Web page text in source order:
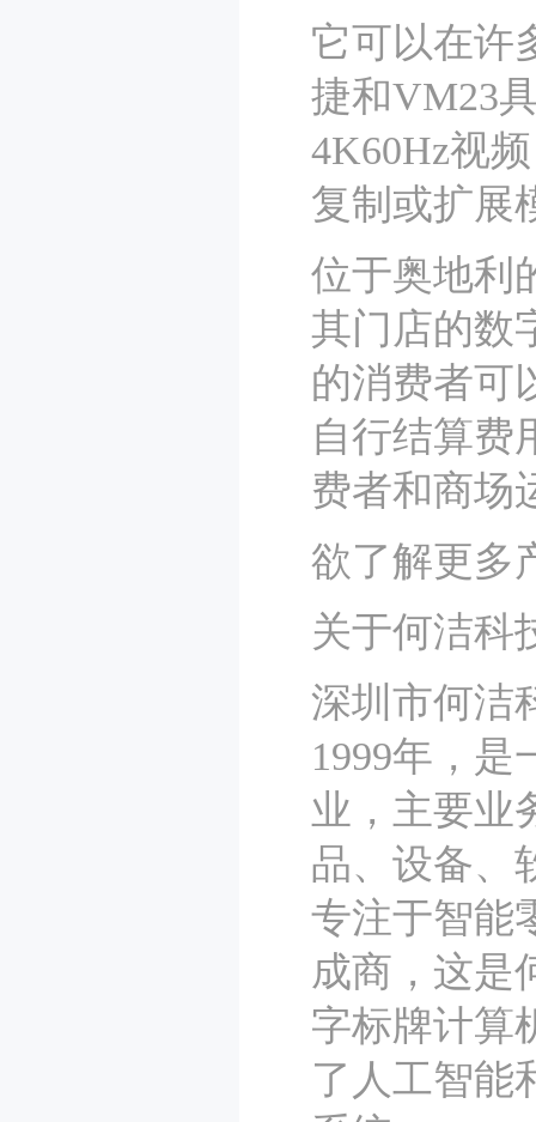
它可以在许
捷和VM23
4K60Hz视
复制或扩展
位于奥地利
其门店的数
的消费者可
自行结算费
费者和商场
欲了解更多
关于何洁科
深圳市何洁
1999年，
业，主要业
品、设备、
专注于智能
成商，这是
字标牌计算
了人工智能